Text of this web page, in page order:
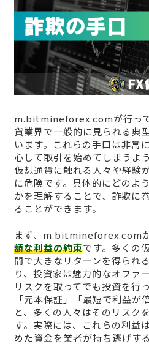
m.bitmineforex.comが行っ
貨業界で一般的に見られる典
います。これらの手口は非常
心して取引を始めてしまうよ
仮想通貨に触れる人々や経験
に危険です。具体的にどのよ
かを理解することで、詐欺に
ることができます。
まず、m.bitmineforex.comが
額な利益の約束です。多くの
間で大きなリターンを得られ
り、投資家は魅力的なオファ
リスクを取ってでも投資を行
「元本保証」「最短で利益が
と、多くの人々はそのリスク
す。実際には、これらの利益
めた資金を業者が持ち逃げす